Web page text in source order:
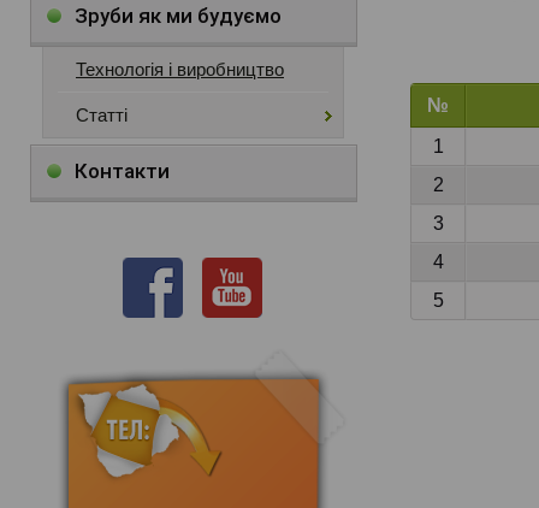
Зруби як ми будуємо
Технологія і виробництво
Статті
Контакти
№
1
2
3
4
5